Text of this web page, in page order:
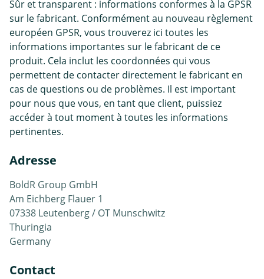
Sûr et transparent : informations conformes à la GPSR
sur le fabricant. Conformément au nouveau règlement
européen GPSR, vous trouverez ici toutes les
informations importantes sur le fabricant de ce
produit. Cela inclut les coordonnées qui vous
permettent de contacter directement le fabricant en
cas de questions ou de problèmes. Il est important
pour nous que vous, en tant que client, puissiez
accéder à tout moment à toutes les informations
pertinentes.
Adresse
BoldR Group GmbH
Am Eichberg Flauer 1
07338 Leutenberg / OT Munschwitz
Thuringia
Germany
Contact